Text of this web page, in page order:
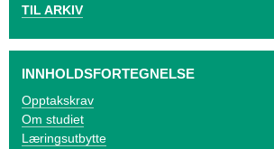
e
n
TIL ARKIV
INNHOLDSFORTEGNELSE
Opptakskrav
Om studiet
Læringsutbytte